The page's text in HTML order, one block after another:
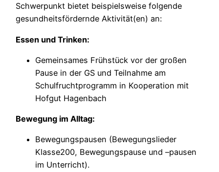
Schwerpunkt bietet beispielsweise folgende
gesundheitsfördernde Aktivität(en) an:
Essen und Trinken:
Gemeinsames Frühstück vor der großen
Pause in der GS und Teilnahme am
Schulfruchtprogramm in Kooperation mit
Hofgut Hagenbach
Bewegung im Alltag:
Bewegungspausen (Bewegungslieder
Klasse200, Bewegungspause und –pausen
im Unterricht).